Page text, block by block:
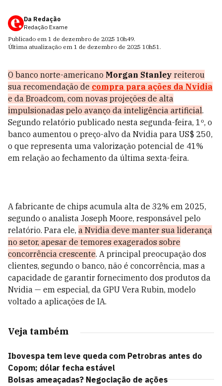
Da Redação
Redação Exame
Publicado em 1 de dezembro de 2025 10h49.
Última atualização em 1 de dezembro de 2025 10h51.
O banco norte-americano Morgan Stanley reiterou
sua recomendação de compra para ações da Nvidia
e da Broadcom, com novas projeções de alta
impulsionadas pelo avanço da inteligência artificial.
Segundo relatório publicado nesta segunda-feira, 1º, o
banco aumentou o preço-alvo da Nvidia para US$ 250,
o que representa uma valorização potencial de 41%
em relação ao fechamento da última sexta-feira.
A fabricante de chips acumula alta de 32% em 2025,
segundo o analista Joseph Moore, responsável pelo
relatório. Para ele, a Nvidia deve manter sua liderança
no setor, apesar de temores exagerados sobre
concorrência crescente. A principal preocupação dos
clientes, segundo o banco, não é concorrência, mas a
capacidade de garantir fornecimento dos produtos da
Nvidia — em especial, da GPU Vera Rubin, modelo
voltado a aplicações de IA.
Veja também
Ibovespa tem leve queda com Petrobras antes do
Copom; dólar fecha estável
Bolsas ameaçadas? Negociação de ações